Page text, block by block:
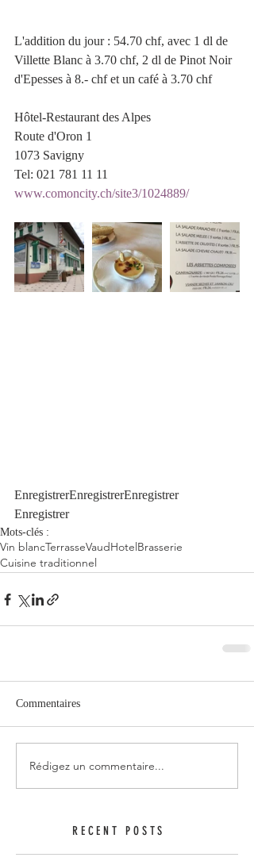
L'addition du jour : 54.70 chf, avec 1 dl de
Villette Blanc à 3.70 chf, 2 dl de Pinot Noir
d'Epesses à 8.- chf et un café à 3.70 chf
Hôtel-Restaurant des Alpes
Route d'Oron 1
1073 Savigny
Tel: 021 781 11 11
www.comoncity.ch/site3/1024889/
EnregistrerEnregistrerEnregistrer
Enregistrer
Mots-clés :
Vin blancTerrasseVaudHotelBrasserie
Cuisine traditionnel
Commentaires
Rédigez un commentaire...
RECENT POSTS